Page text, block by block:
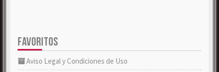
FAVORITOS
Aviso Legal y Condiciones de Uso